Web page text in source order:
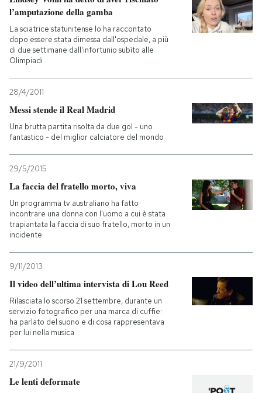
l’amputazione della gamba
La sciatrice statunitense lo ha raccontato
dopo essere stata dimessa dall'ospedale, a più
di due settimane dall'infortunio subìto alle
Olimpiadi
28/4/2011
Messi stende il Real Madrid
Una brutta partita risolta da due gol - uno
fantastico - del miglior calciatore del mondo
29/5/2015
La faccia del fratello morto, viva
Un programma tv australiano ha fatto
incontrare una donna con l'uomo a cui è stata
trapiantata la faccia di suo fratello, morto in un
incidente
9/11/2013
Il video dell’ultima intervista di Lou Reed
Rilasciata lo scorso 21 settembre, durante un
servizio fotografico per una marca di cuffie:
ha parlato del suono e di cosa rappresentava
per lui nella musica
21/9/2011
Le lenti deformate